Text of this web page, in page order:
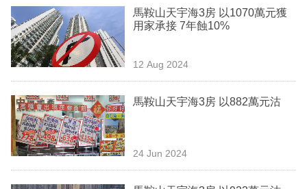
區
馬鞍山天宇海3房 以1070萬元獲
用家承接 7年蝕10%
12 Aug 2024
馬鞍山天宇海3房 以882萬元沽
24 Jun 2024